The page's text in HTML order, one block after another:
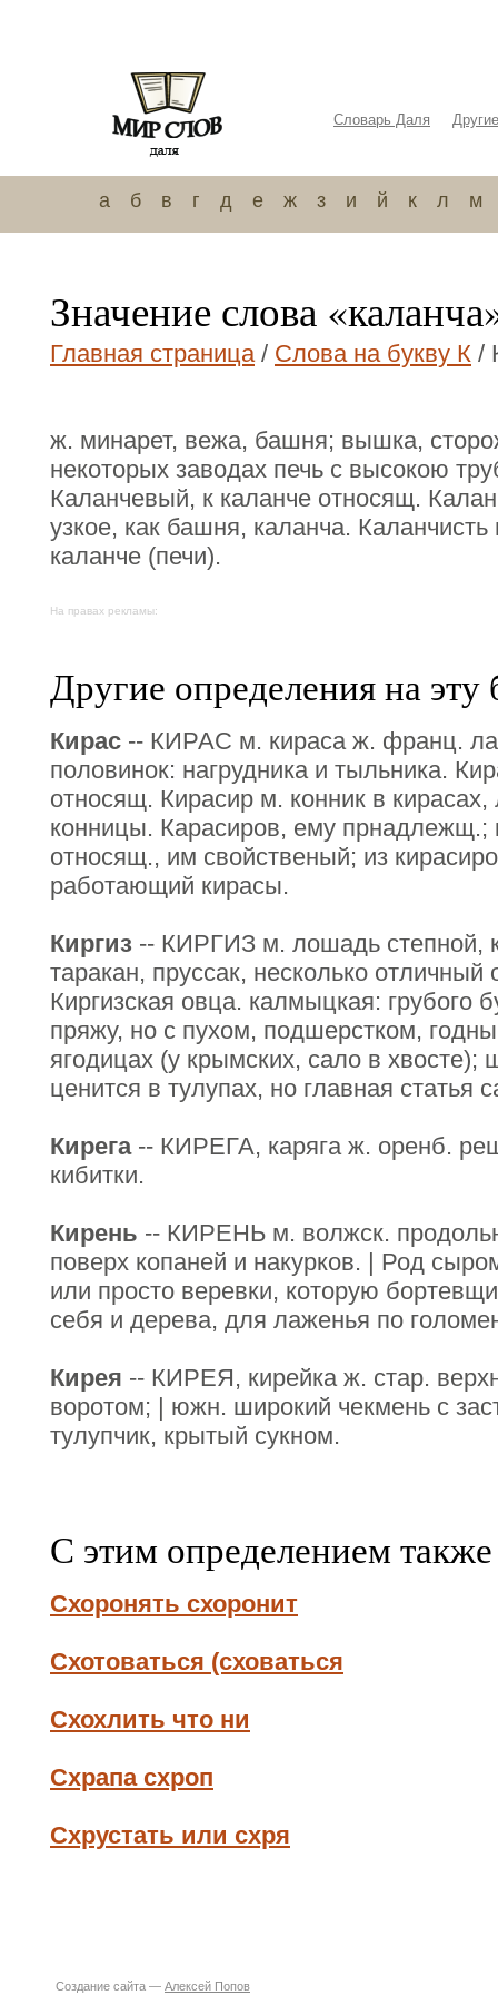
Словарь Даля
а б в г д е ж з и й к л м
Значение слова
Главная страница/ Слова на букву К /
ж. минарет, вежа, башня; вышка,
некоторых заводах печь с высокою
Каланчевый, к каланче относящ.
узкое, как башня, каланча.
каланче (печи).
На правах рекламы:
Другие определения на эту
Кирас -- КИРАС м. кираса ж. франц.
половинок: нагрудника и тыльника.
относящ. Кирасир м. конник в
конницы. Карасиров, ему прнадлежщ.;
относящ., им свойственый; из
работающий кирасы.
Киргиз -- КИРГИЗ м. лошадь степной,
таракан, пруссак, несколько отличный
Киргизская овца. калмыцкая: грубого
пряжу, но с пухом, подшерстком,
ягодицах (у крымских, сало в хвосте);
ценится в тулупах, но главная статья
Кирега-- КИРЕГА, каряга ж. оренб.
кибитки.
Кирень -- КИРЕНЬ м. волжск.
поверх копаней и накурков. | Род
или просто веревки, которую
себя и дерева, для лаженья по
Кирея -- КИРЕЯ, кирейка ж. стар.
воротом; | южн. широкий чекмень с
тулупчик, крытый сукном.
С этим определением
Схоронять схоронит
Схотоваться (сховаться
Схохлить что ни
Схрапа схроп
Схрустать или схря
Создание сайта — Алексей Попов